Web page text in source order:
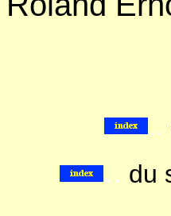
..
.. du